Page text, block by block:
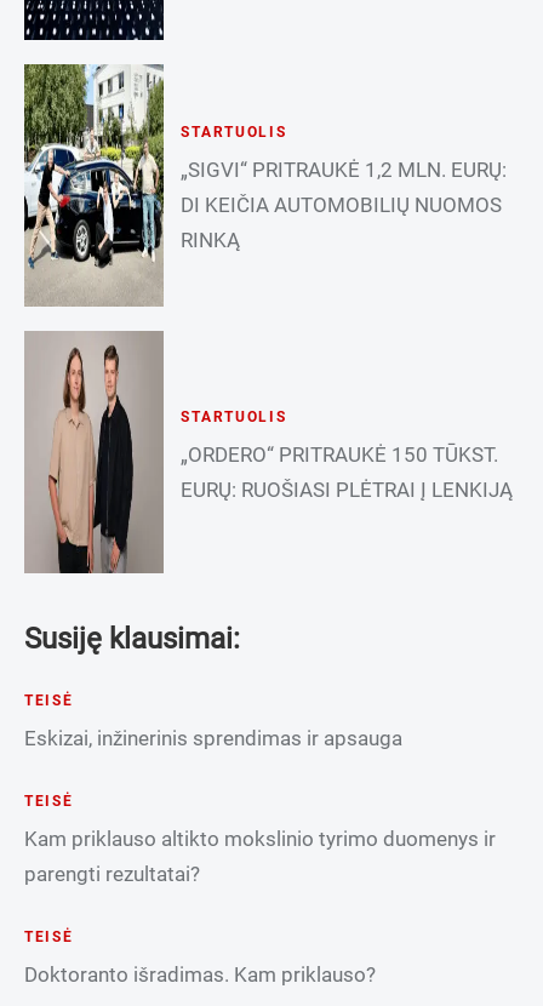
STARTUOLIS
„SIGVI“ PRITRAUKĖ 1,2 MLN. EURŲ:
DI KEIČIA AUTOMOBILIŲ NUOMOS
RINKĄ
STARTUOLIS
„ORDERO“ PRITRAUKĖ 150 TŪKST.
EURŲ: RUOŠIASI PLĖTRAI Į LENKIJĄ
Susiję klausimai:
TEISĖ
Eskizai, inžinerinis sprendimas ir apsauga
TEISĖ
Kam priklauso altikto mokslinio tyrimo duomenys ir
parengti rezultatai?
TEISĖ
Doktoranto išradimas. Kam priklauso?